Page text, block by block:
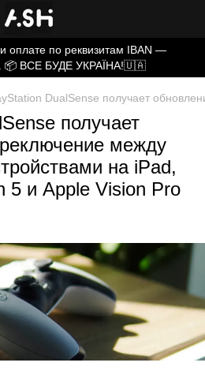
оплате по реквизитам IBAN —
ВСЕ БУДЕ УКРАЇНА!🇺🇦
DualSense получает
получает
между
на iPad,
5 и Apple Vision Pro